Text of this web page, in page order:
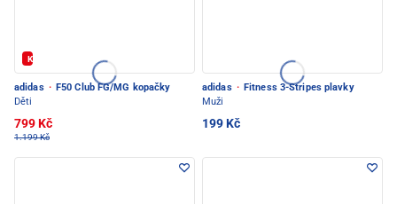
Kód: FOTBAL20
adidas · F50 Club FG/MG kopačky
Děti
799 Kč
1.199 Kč
adidas · Fitness 3-Stripes plavky
Muži
199 Kč